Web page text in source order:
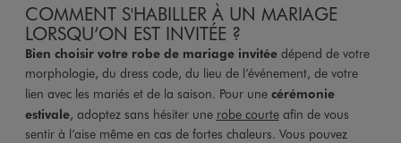
COMMENT S'HABILLER À UN MARIAGE
LORSQU’ON EST INVITÉE ?
Bien choisir votre robe de mariage invitéedépend de votre
morphologie, du dress code, du lieu de l’événement, de votre
lien avec les mariés et de la saison. Pour une cérémonie
estivale, adoptez sans hésiter une robe courteafin de vous
sentir à l’aise même en cas de fortes chaleurs. Vous pouvez